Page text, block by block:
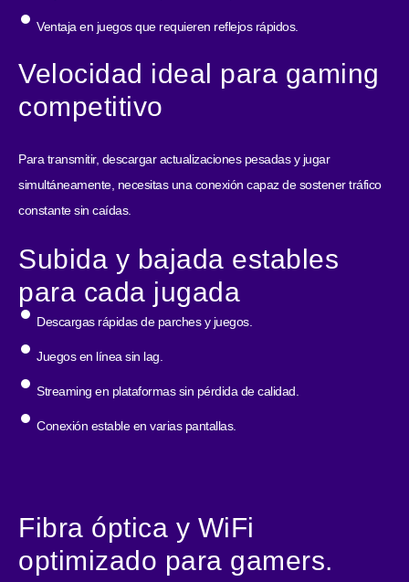
Ventaja en juegos que requieren reflejos rápidos.
Velocidad ideal para gaming
competitivo
Para transmitir, descargar actualizaciones pesadas y jugar
simultáneamente, necesitas una conexión capaz de sostener tráfico
constante sin caídas.
Subida y bajada estables
para cada jugada
Descargas rápidas de parches y juegos.
Juegos en línea sin lag.
Streaming en plataformas sin pérdida de calidad.
Conexión estable en varias pantallas.
Fibra óptica y WiFi
optimizado para gamers.